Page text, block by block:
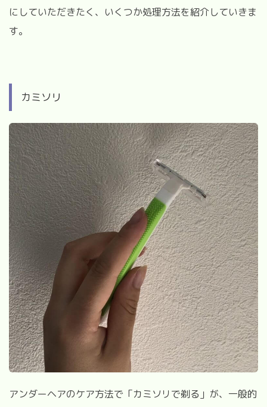
にしていただきたく、いくつか処理方法を紹介していきま
す。
カミソリ
アンダーヘアのケア方法で「カミソリで剃る」が、一般的